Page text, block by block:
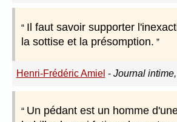
Il faut savoir supporter
la sottise et la présomption.
Henri-Frédéric Amiel - Journal
Un pédant est un homme